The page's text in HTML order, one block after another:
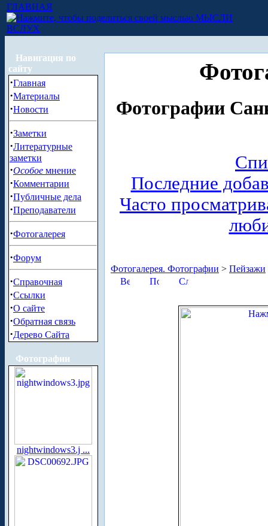
ГЛАВНАЯ
МЫСЛИ
ВСЛУХ
Навигация по
сайту
·Главная
·Материалы
·Новости
·Заметки
·Литературные
заметки
·Особое мнение
·Комментарии
·Публичные дела
·Преподаватели
·Фотогалерея
·Форум
·Справочная
·Ссылки
·О сайте
·Обратная связь
·Дерево Сайта
Фотографии
nightwindows3.j ...
Фотографии
Последние
Часто
Фотогалерея. Фотографии > Пейзажи